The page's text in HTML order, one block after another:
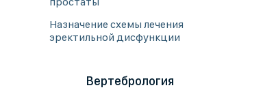
Назначение схемы лечения
эректильной дисфункции
Вертебрология